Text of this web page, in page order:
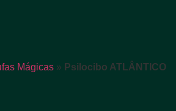
Mágicas » Psilocibo ATLÂNTICO